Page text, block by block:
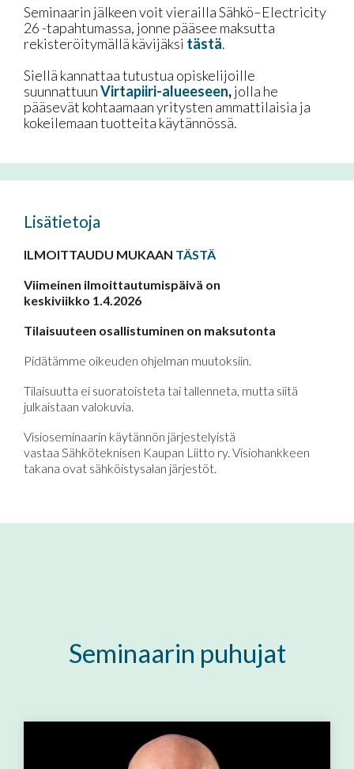
Seminaarin jälkeen voit vierailla Sähkö–Electricity
26 -tapahtumassa, jonne pääsee maksutta
rekisteröitymällä kävijäksi tästä.
Siellä kannattaa tutustua opiskelijoille
suunnattuunVirtapiiri-alueeseen,jolla he
pääsevät kohtaamaan yritysten ammattilaisia ja
kokeilemaan tuotteita käytännössä.
Lisätietoja
ILMOITTAUDU MUKAAN TÄSTÄ
Viimeinen ilmoittautumispäivä on
keskiviikko 1.4.2026
Tilaisuuteen osallistuminen on maksutonta
Pidätämme oikeuden ohjelman muutoksiin.
Tilaisuutta ei suoratoisteta tai tallenneta, mutta siitä
julkaistaan valokuvia.
Visioseminaarin käytännön järjestelyistä
vastaa Sähköteknisen Kaupan Liitto ry. Visiohankkeen
takana ovat sähköistysalan järjestöt.
Seminaarin puhujat